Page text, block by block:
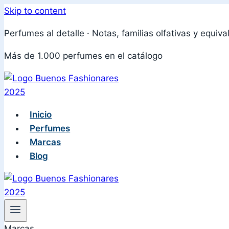
Skip to content
Perfumes al detalle · Notas, familias olfativas y
Más de 1.000 perfumes en el catálogo
Inicio
Perfumes
Marcas
Blog